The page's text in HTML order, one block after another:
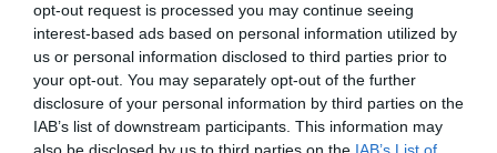
opt-out request is processed you may continue seeing
interest-based ads based on personal information utilized by
us or personal information disclosed to third parties prior to
your opt-out. You may separately opt-out of the further
disclosure of your personal information by third parties on the
IAB’s list of downstream participants. This information may
Πρόσφατα Δημοφιλή